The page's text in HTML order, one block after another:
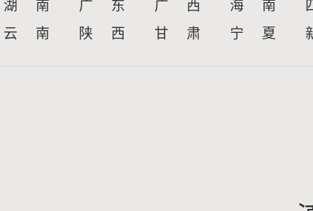
湖 南 广 东 广 西 海 南
云 南
陕 西 甘 肃 宁 夏